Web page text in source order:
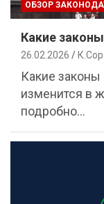
ОБЗОР
Какие
26.02.2026
Какие законы
изменится в
подробно…